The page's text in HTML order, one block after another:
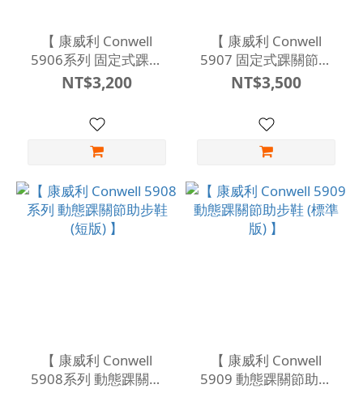
【 康威利 Conwell
5906系列 固定式踝關
節助步鞋 ( 短版 ) 】
NT$3,200
【 康威利 Conwell
5907 固定式踝關節助
步鞋 (標準版) 】
NT$3,500
【 康威利 Conwell
5908系列 動態踝關節
【 康威利 Conwell
5909 動態踝關節助步